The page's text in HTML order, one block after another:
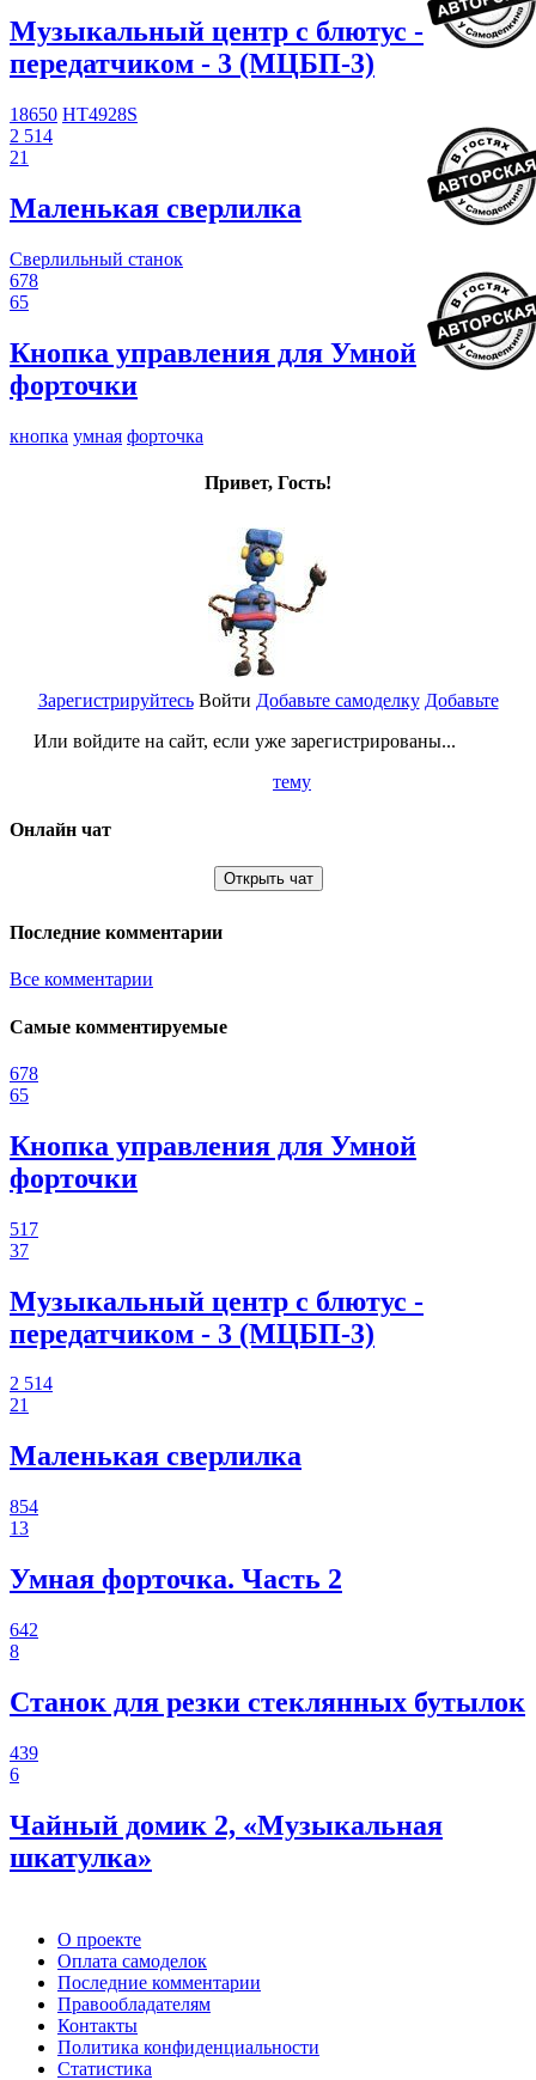
Музыкальный центр с блютус -
передатчиком - 3 (МЦБП-3)
18650 HT4928S
2 514
21
Маленькая сверлилка
Сверлильный станок
678
65
Кнопка управления для Умной
форточки
кнопка умная форточка
Привет, Гость!
Зарегистрируйтесь
Или войдите на сайт, если уже зарегистрированы...
Войти Добавьте самоделку Добавьте
тему
Онлайн чат
Открыть чат
Последние комментарии
Все комментарии
Самые комментируемые
678
65
Кнопка управления для Умной
форточки
517
37
Музыкальный центр с блютус -
передатчиком - 3 (МЦБП-3)
2 514
21
Маленькая сверлилка
854
13
Умная форточка. Часть 2
642
8
Станок для резки стеклянных бутылок
439
6
Чайный домик 2, «Музыкальная
шкатулка»
О проекте
Оплата самоделок
Последние комментарии
Правообладателям
Контакты
Политика конфиденциальности
Статистика